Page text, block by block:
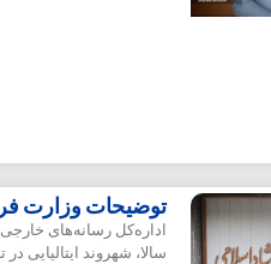
توضیحات وزارت
اداره‌کل رسانه‌های
سالا، شهروند ایتالیایی در تاریخ ۲۳ آذرماه ۱۴۰۳ با